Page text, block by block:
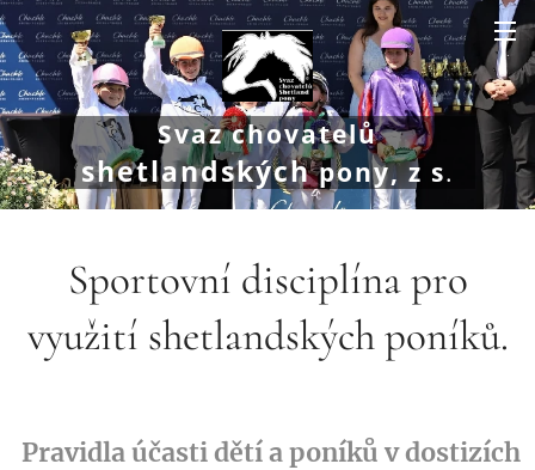
Svaz chovatelů
shetlandskýchpony, z s.
Sportovní disciplína pro
využití shetlandských poníků.
Pravidla účasti dětí a poníků v dostizích